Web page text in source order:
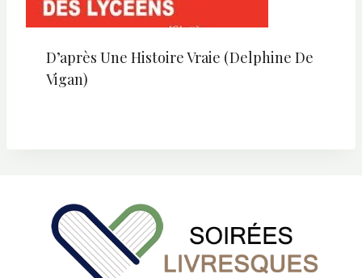
D’après Une Histoire Vraie (Delphine De
Vigan)